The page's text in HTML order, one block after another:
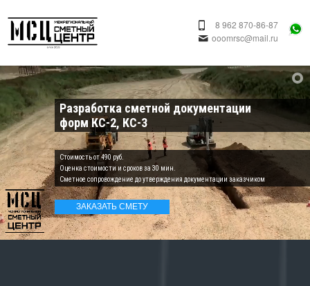
8 962 870-86-87
ooomrsc@mail.ru
Cтоимость от 490 руб.
Оценка стоимости и сроков за 30 мин.
Сметное сопровождение до утверждения документации заказчиком
Разработка сметной документации
форм КС-2, КС-3
ЗАКАЗАТЬ СМЕТУ